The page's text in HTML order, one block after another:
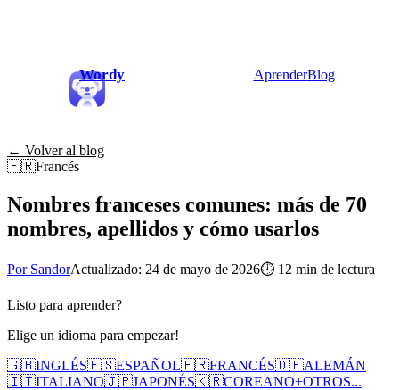
Wordy AprenderBlog
← Volver al blog
🇫🇷Francés
Nombres franceses comunes: más de 70
nombres, apellidos y cómo usarlos
Por SandorActualizado: 24 de mayo de 2026⏱ 12 min de lectura
Listo para aprender?
Elige un idioma para empezar!
🇬🇧INGLÉS🇪🇸ESPAÑOL🇫🇷FRANCÉS🇩🇪ALEMÁN
🇮🇹ITALIANO🇯🇵JAPONÉS🇰🇷COREANO+OTROS...